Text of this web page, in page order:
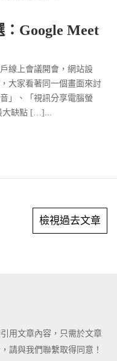
Google Meet
線上會議開會，網站設
大家看著同一個畫面來討
」、「視訊分享電腦螢
大缺點 […]...
檢視過去文章
用文章內容，只需於文章
請與我們聯繫取得同意！